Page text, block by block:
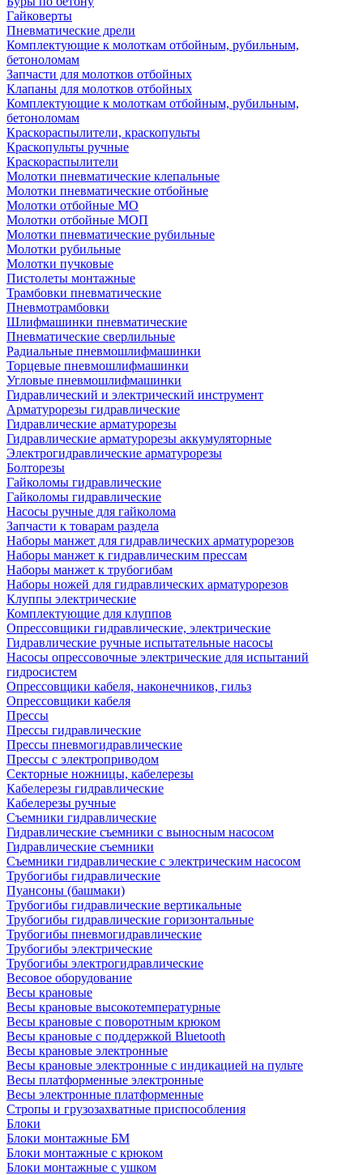
Гайковерты
Пневматические дрели
Комплектующие к молоткам отбойным, рубильным,
бетоноломам
Запчасти для молотков отбойных
Клапаны для молотков отбойных
Комплектующие к молоткам отбойным, рубильным,
бетоноломам
Краскораспылители, краскопульты
Краскопульты ручные
Краскораспылители
Молотки пневматические клепальные
Молотки пневматические отбойные
Молотки отбойные МО
Молотки отбойные МОП
Молотки пневматические рубильные
Молотки рубильные
Молотки пучковые
Пистолеты монтажные
Трамбовки пневматические
Пневмотрамбовки
Шлифмашинки пневматические
Пневматические сверлильные
Радиальные пневмошлифмашинки
Торцевые пневмошлифмашинки
Угловые пневмошлифмашинки
Гидравлический и электрический инструмент
Арматурорезы гидравлические
Гидравлические арматурорезы
Гидравлические арматурорезы аккумуляторные
Электрогидравлические арматурорезы
Болторезы
Гайколомы гидравлические
Гайколомы гидравлические
Насосы ручные для гайколома
Запчасти к товарам раздела
Наборы манжет для гидравлических арматурорезов
Наборы манжет к гидравлическим прессам
Наборы манжет к трубогибам
Наборы ножей для гидравлических арматурорезов
Клуппы электрические
Комплектующие для клуппов
Опрессовщики гидравлические, электрические
Гидравлические ручные испытательные насосы
Насосы опрессовочные электрические для испытаний
гидросистем
Опрессовщики кабеля, наконечников, гильз
Опрессовщики кабеля
Прессы
Прессы гидравлические
Прессы пневмогидравлические
Прессы с электроприводом
Секторные ножницы, кабелерезы
Кабелерезы гидравлические
Кабелерезы ручные
Съемники гидравлические
Гидравлические cъемники с выносным насосом
Гидравлические съемники
Съемники гидравлические с электрическим насосом
Трубогибы гидравлические
Пуансоны (башмаки)
Трубогибы гидравлические вертикальные
Трубогибы гидравлические горизонтальные
Трубогибы пневмогидравлические
Трубогибы электрические
Трубогибы электрогидравлические
Весовое оборудование
Весы крановые
Весы крановые высокотемпературные
Весы крановые с поворотным крюком
Весы крановые с поддержкой Bluetooth
Весы крановые электронные
Весы крановые электронные с индикацией на пульте
Весы платформенные электронные
Весы электронные платформенные
Стропы и грузозахватные приспособления
Блоки
Блоки монтажные БМ
Блоки монтажные с крюком
Блоки монтажные с ушком